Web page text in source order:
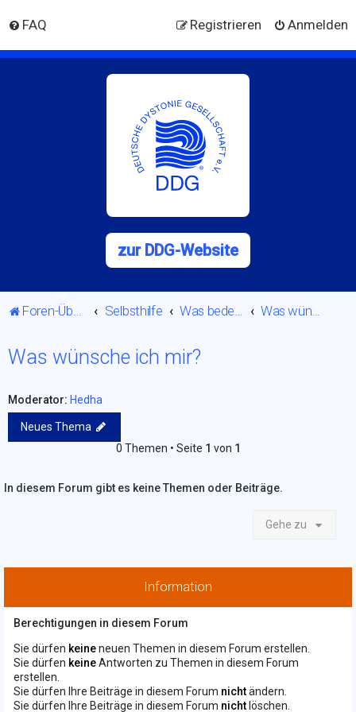
FAQ Anmelden
Registrieren
zur DDG-Website
Foren-Übersicht Selbsthilfe Was bedeutet es, jetzt allein zu sein? Was wünsche ich mir?
Was wünsche ich mir?
Moderator: Hedha
Neues Thema
0 Themen • Seite 1 von 1
In diesem Forum gibt es keine Themen oder Beiträge.
Gehe zu
Information
Berechtigungen in diesem Forum
Sie dürfen keineneuen Themen in diesem Forum erstellen.
Sie dürfen keineAntworten zu Themen in diesem Forum
erstellen.
Sie dürfen Ihre Beiträge in diesem Forum nichtändern.
Sie dürfen Ihre Beiträge in diesem Forum nicht löschen.